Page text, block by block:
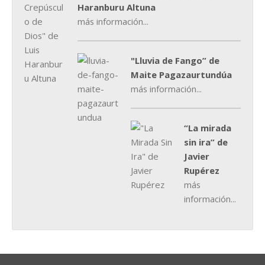
Haranburu Altuna
más información...
"Lluvia de Fango” de
Maite Pagazaurtundúa
más información...
“La mirada
sin ira” de
Javier
Rupérez
más
información...